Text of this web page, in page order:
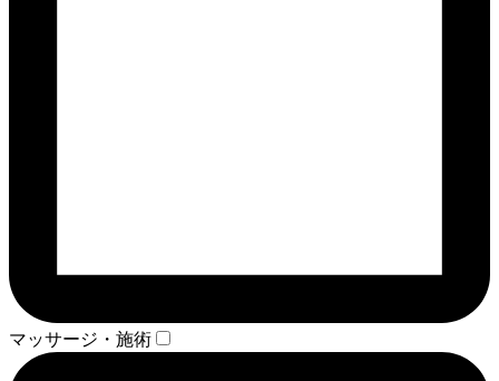
マッサージ・施術